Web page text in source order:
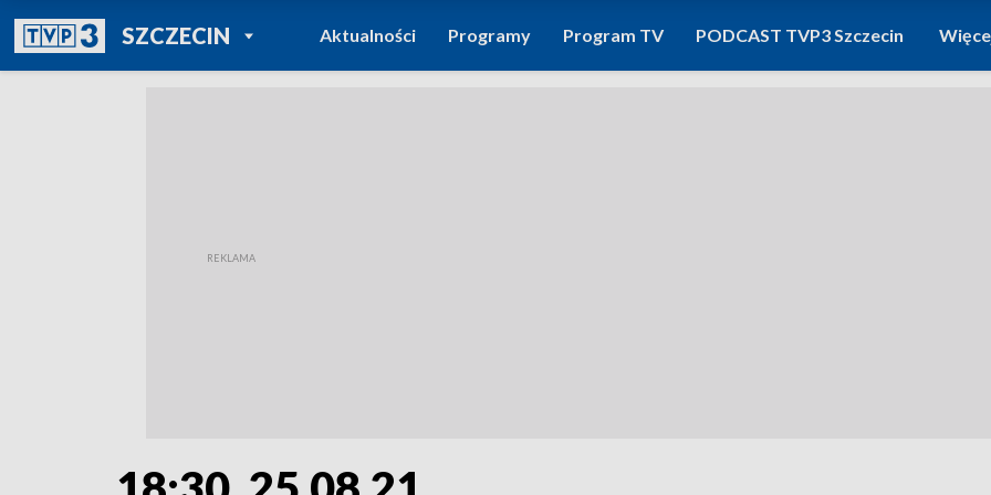
SZCZECINPOWRÓT DO
TVP REGIONY
Aktualności Programy Program TV PODCAST TVP3 Szczecin